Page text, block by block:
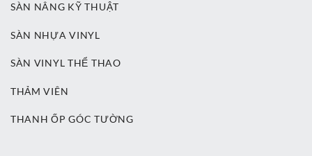
SÀN NÂNG KỸ THUẬT
SÀN NHỰA VINYL
SÀN VINYL THỂ THAO
THẢM VIÊN
THANH ỐP GÓC TƯỜNG